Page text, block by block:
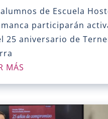
de Escuela
participarán
25 aniversario de
MÁS